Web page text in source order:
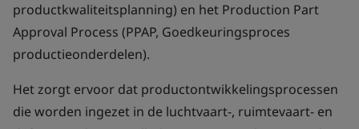
productkwaliteitsplanning) en het Production Part
Approval Process (PPAP, Goedkeuringsproces
productieonderdelen).
Het zorgt ervoor dat productontwikkelingsprocessen
die worden ingezet in de luchtvaart-, ruimtevaart- en